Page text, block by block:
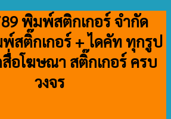
พิมพ์สติกเกอร์ จำกัด
สติ๊กเกอร์ + ไดคัท ทุกรูป
อโฆษณา สติ๊กเกอร์ ครบ
วงจร